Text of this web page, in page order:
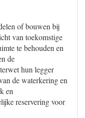
of bouwen bij
van toekomstige
te behouden en
de
hun legger
de waterkering en
en
reservering voor